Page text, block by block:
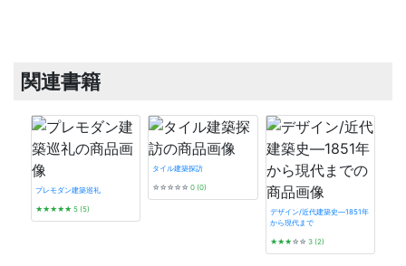
関連書籍
プレモダン建築巡礼
★★★★★ 5 (5)
タイル建築探訪
☆☆☆☆☆ 0 (0)
デザイン/近代建築史―1851年
から現代まで
★★★☆☆ 3 (2)